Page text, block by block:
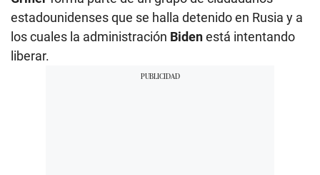
estadounidenses que se halla detenido en Rusia y a
los cuales la administración Bidenestá intentando
liberar.